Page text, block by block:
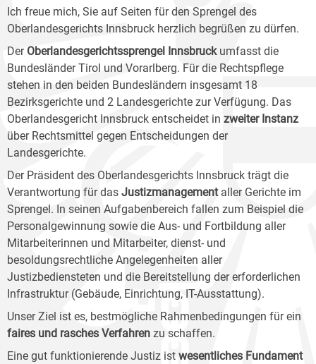
Ich freue mich, Sie auf Seiten für den Sprengel des
Oberlandesgerichts Innsbruck herzlich begrüßen zu dürfen.
Der Oberlandesgerichtssprengel Innsbruckumfasst die
Bundesländer Tirol und Vorarlberg. Für die Rechtspflege
stehen in den beiden Bundesländern insgesamt 18
Bezirksgerichte und 2 Landesgerichte zur Verfügung. Das
Oberlandesgericht Innsbruck entscheidet in zweiter Instanz
über Rechtsmittel gegen Entscheidungen der
Landesgerichte.
Der Präsident des Oberlandesgerichts Innsbruck trägt die
Verantwortung für das Justizmanagementaller Gerichte im
Sprengel. In seinen Aufgabenbereich fallen zum Beispiel die
Personalgewinnung sowie die Aus- und Fortbildung aller
Mitarbeiterinnen und Mitarbeiter, dienst- und
besoldungsrechtliche Angelegenheiten aller
Justizbediensteten und die Bereitstellung der erforderlichen
Infrastruktur (Gebäude, Einrichtung, IT-Ausstattung).
Unser Ziel ist es, bestmögliche Rahmenbedingungen für ein
faires und rasches Verfahren zu schaffen.
Eine gut funktionierende Justiz ist wesentliches Fundament